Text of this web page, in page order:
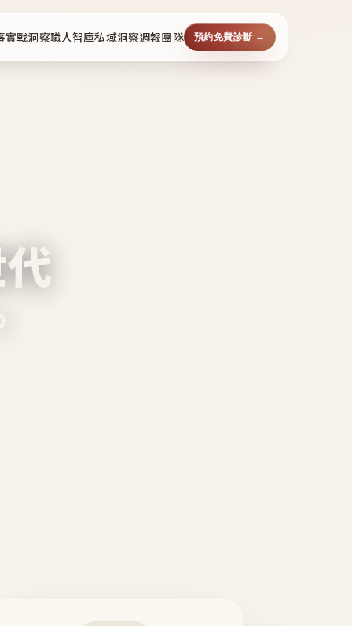
實戰洞察職人智庫私域洞察週報團隊 預約免費診斷 →